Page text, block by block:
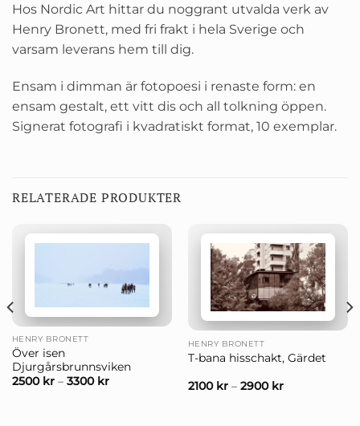
Hos Nordic Art hittar du noggrant utvalda verk av
Henry Bronett, med fri frakt i hela Sverige och
varsam leverans hem till dig.
Ensam i dimman är fotopoesi i renaste form: en
ensam gestalt, ett vitt dis och all tolkning öppen.
Signerat fotografi i kvadratiskt format, 10 exemplar.
RELATERADE PRODUKTER
HENRY BRONETT
Över isen
Djurgårsbrunnsviken
2500 kr– 3300 kr
HENRY BRONETT
T-bana hisschakt, Gärdet
2100 kr– 2900 kr